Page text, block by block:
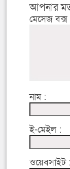
আপনার
মেসেজ বক্স
নাম :
ই-মেইল :
ওয়েবসাইট :